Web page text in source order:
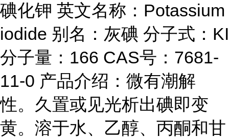
碘化钾 英文名称：Potassium
iodide 别名：灰碘 分子式：KI
分子量：166 CAS号：7681-
11-0 产品介绍：微有潮解
性。久置或见光析出碘即变
黄。溶于水、乙醇、丙酮和甘